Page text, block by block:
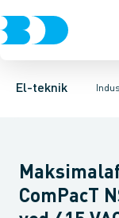
El-teknik
Afbrydere,
Motorbetjening
ComPacT